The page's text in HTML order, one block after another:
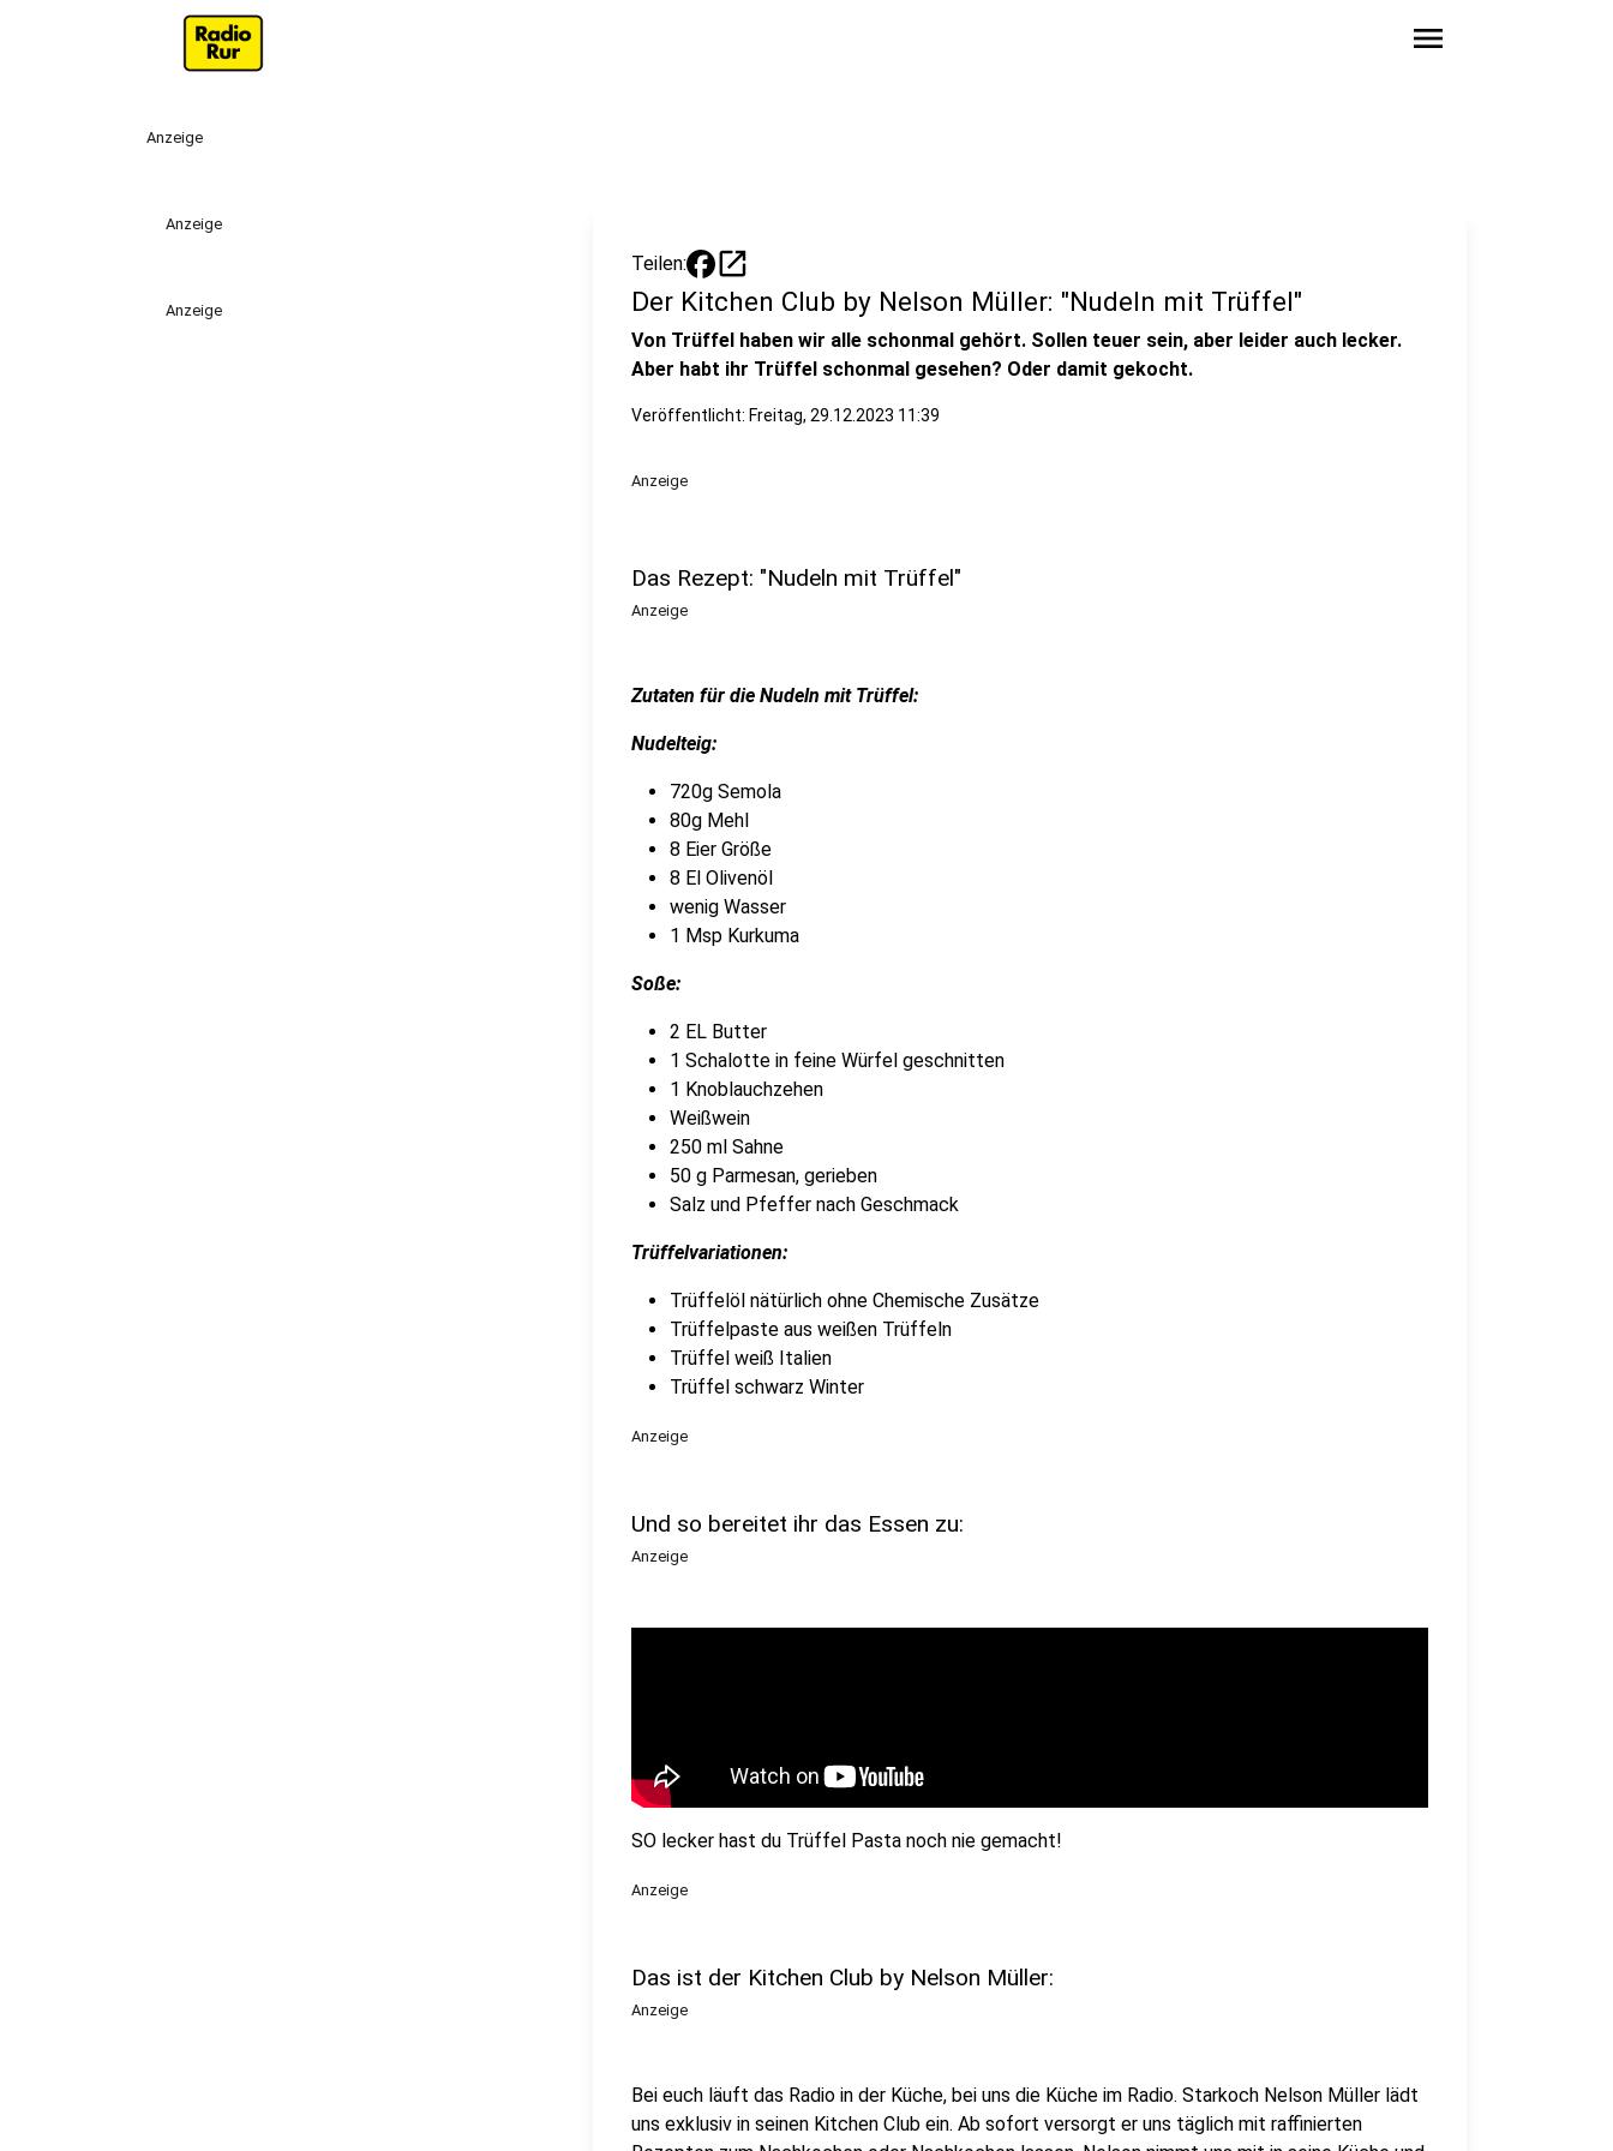
menu
Anzeige
Anzeige
Anzeige
Teilen: open_in_new
Der Kitchen Club by Nelson Müller: "Nudeln mit Trüffel"
Von Trüffel haben wir alle schonmal gehört. Sollen teuer sein, aber leider auch lecker.
Aber habt ihr Trüffel schonmal gesehen? Oder damit gekocht.
Veröffentlicht: Freitag, 29.12.2023 11:39
Anzeige
Das Rezept: "Nudeln mit Trüffel"
Anzeige
Zutaten für die Nudeln mit Trüffel:
Nudelteig:
720g Semola
80g Mehl
8 Eier Größe
8 El Olivenöl
wenig Wasser
1 Msp Kurkuma
Soße:
2 EL Butter
1 Schalotte in feine Würfel geschnitten
1 Knoblauchzehen
Weißwein
250 ml Sahne
50 g Parmesan, gerieben
Salz und Pfeffer nach Geschmack
Trüffelvariationen:
Trüffelöl nätürlich ohne Chemische Zusätze
Trüffelpaste aus weißen Trüffeln
Trüffel weiß Italien
Trüffel schwarz Winter
Anzeige
Und so bereitet ihr das Essen zu:
Anzeige
SO lecker hast du Trüffel Pasta noch nie gemacht!
Anzeige
Das ist der Kitchen Club by Nelson Müller:
Anzeige
Bei euch läuft das Radio in der Küche, bei uns die Küche im Radio. Starkoch Nelson Müller lädt
uns exklusiv in seinen Kitchen Club ein. Ab sofort versorgt er uns täglich mit raffinierten